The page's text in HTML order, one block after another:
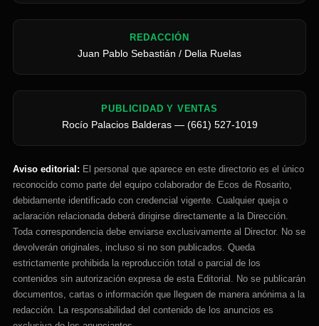
REDACCIÓN
Juan Pablo Sebastián / Delia Ruelas
PUBLICIDAD Y VENTAS
Rocío Palacios Balderas — (661) 527-1019
Aviso editorial: El personal que aparece en este directorio es el único
reconocido como parte del equipo colaborador de Ecos de Rosarito,
debidamente identificado con credencial vigente. Cualquier queja o
aclaración relacionada deberá dirigirse directamente a la Dirección.
Toda correspondencia debe enviarse exclusivamente al Director. No se
devolverán originales, incluso si no son publicados. Queda
estrictamente prohibida la reproducción total o parcial de los
contenidos sin autorización expresa de esta Editorial. No se publicarán
documentos, cartas o información que lleguen de manera anónima a la
redacción. La responsabilidad del contenido de los anuncios es